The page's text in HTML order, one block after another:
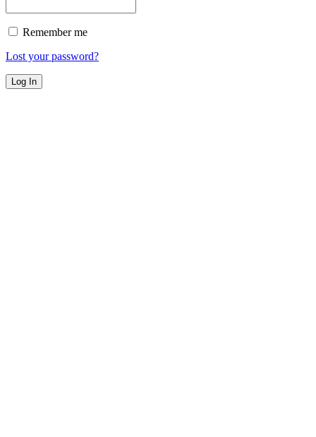
Remember me
Lost your password?